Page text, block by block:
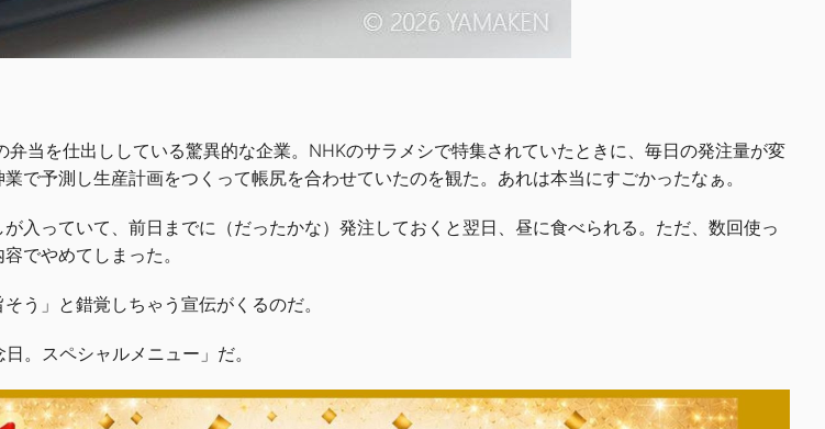
当を仕出ししている驚異的な企業。NHKのサラメシで特集されていたときに、毎日の発注量が変
で予測し生産計画をつくって帳尻を合わせていたのを観た。あれは本当にすごかったなぁ。
入っていて、前日までに（だったかな）発注しておくと翌日、昼に食べられる。ただ、数回使っ
でやめてしまった。
う」と錯覚しちゃう宣伝がくるのだ。
。スペシャルメニュー」だ。